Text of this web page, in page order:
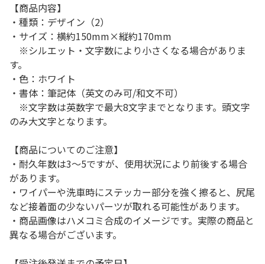
【商品内容】
・種類：デザイン（2）
・サイズ：横約150mm×縦約170mm
※シルエット・文字数により小さくなる場合がありま
す。
・色：ホワイト
・書体：筆記体（英文のみ可/和文不可）
※文字数は英数字で最大8文字までとなります。頭文字
のみ大文字となります。
【商品についてのご注意】
・耐久年数は3～5ですが、使用状況により前後する場合
があります。
・ワイパーや洗車時にステッカー部分を強く擦ると、尻尾
など接着面の少ないパーツが取れる可能性があります。
・商品画像はハメコミ合成のイメージです。実際の商品と
異なる場合がございます。